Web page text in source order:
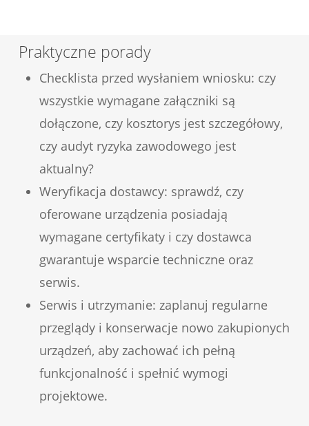
Praktyczne porady
Checklista przed wysłaniem wniosku: czy
wszystkie wymagane załączniki są
dołączone, czy kosztorys jest szczegółowy,
czy audyt ryzyka zawodowego jest
aktualny?
Weryfikacja dostawcy: sprawdź, czy
oferowane urządzenia posiadają
wymagane certyfikaty i czy dostawca
gwarantuje wsparcie techniczne oraz
serwis.
Serwis i utrzymanie: zaplanuj regularne
przeglądy i konserwacje nowo zakupionych
urządzeń, aby zachować ich pełną
funkcjonalność i spełnić wymogi
projektowe.